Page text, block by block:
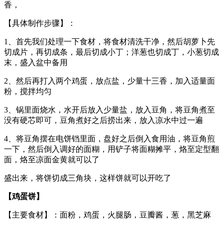
香，
【具体制作步骤】：
1、首先我们处理一下食材，将食材清洗干净，然后胡萝卜先
切成片，再切成条，最后切成小丁；洋葱也切成丁，小葱切成
末，盛入盆中备用
2、然后再打入两个鸡蛋，放点盐，少量十三香，加入适量面
粉，搅拌均匀
3、锅里面烧水，水开后放入少量盐，放入豆角，将豆角煮至
没有硬芯即可，豆角煮好之后捞出来，放入凉水中过一遍
4、将豆角摆在电饼铛里面，盘好之后倒入食用油，将豆角煎
一下，然后倒入调好的面糊，用铲子将面糊摊平，烙至定型翻
面，烙至凉面金黄就可以了
盛出来，将饼切成三角块，这样饼就可以开吃了
【鸡蛋饼】
【主要食材】：面粉，鸡蛋，火腿肠，豆瓣酱，葱，黑芝麻